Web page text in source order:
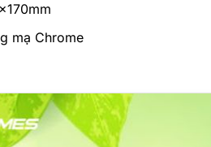
mạ Chrome